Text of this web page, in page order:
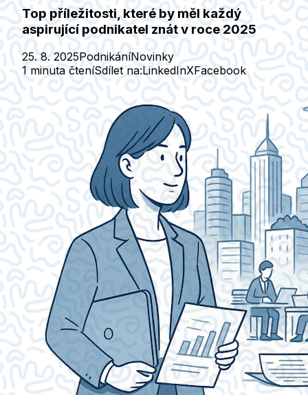
Top příležitosti, které by měl každý
aspirující podnikatel znát v roce 2025
25. 8. 2025PodnikáníNovinky
1 minuta čteníSdílet na:LinkedInXFacebook